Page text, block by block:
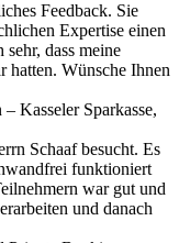
Feedback. Sie
Expertise einen
dass meine
hatten. Wünsche Ihnen
Kasseler Sparkasse,
Schaaf besucht. Es
funktioniert
war gut und
und danach